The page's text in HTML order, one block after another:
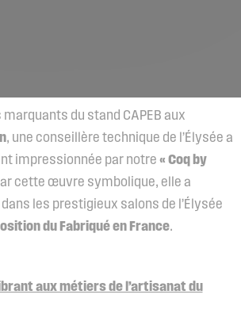
du stand CAPEB aux
, une conseillère technique de l’Élysée a
impressionnée par notre « Coq by
cette œuvre symbolique, elle a
les prestigieux salons de l’Élysée
du Fabriqué en France.
aux métiers de l’artisanat du